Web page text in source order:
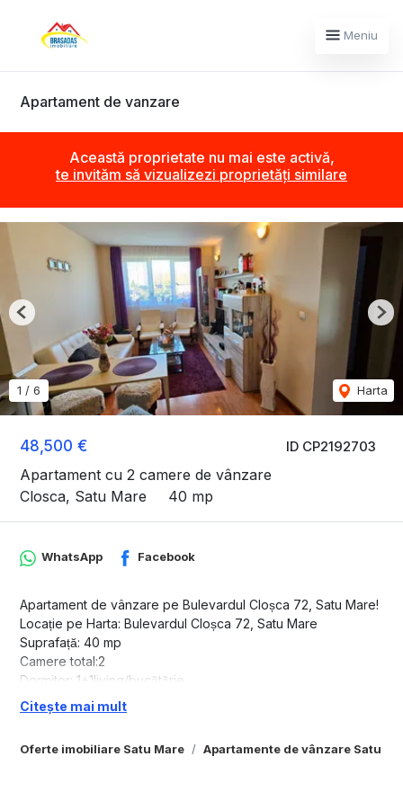
Meniu
Apartament de vanzare
Această proprietate nu mai este activă,
te invităm să vizualizezi proprietăți similare
ID CP2192703
48,500 €
Apartament cu 2 camere de vânzare
Closca, Satu Mare
40 mp
1 / 6 Harta
Previous
Oferte imobiliare Satu Mare Apartamente de vânzare Satu
WhatsApp Facebook
Apartament de vânzare pe Bulevardul Cloșca 72, Satu Mare!
Locație pe Harta: Bulevardul Cloșca 72, Satu Mare
Suprafață: 40 mp
Camere total:2
Dormitor: 1+1living/bucătărie
Baie: 1
Aer conditionat:Da
Blocul este prevazut cu lift,gresie pe
Citește mai mult